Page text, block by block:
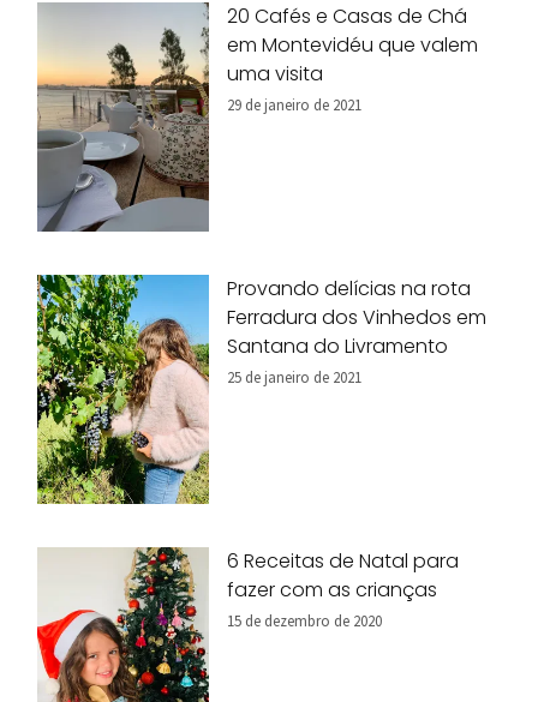
20 Cafés e Casas de Chá
em Montevidéu que valem
uma visita
29 de janeiro de 2021
Provando delícias na rota
Ferradura dos Vinhedos em
Santana do Livramento
25 de janeiro de 2021
6 Receitas de Natal para
fazer com as crianças
15 de dezembro de 2020